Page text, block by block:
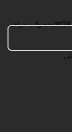
محصولات حراجی